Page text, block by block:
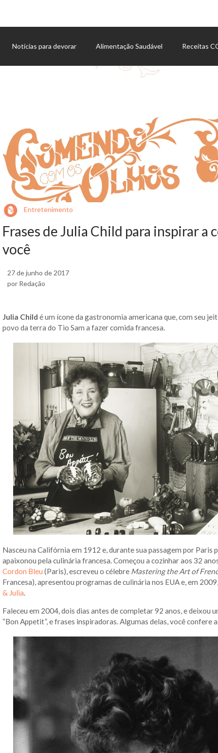
Notícias para devorar Alimentação Saudável Receitas
Entretenimento
Frases de Julia Child para inspirar a
você
27 de junho de 2017
por Redação
Julia Child é um ícone da gastronomia americana que, com seu
povo da terra do Tio Sam a fazer comida francesa.
Nasceu na Califórnia em 1912 e, durante sua passagem por Paris
apaixonou pela culinária francesa. Começou a cozinhar aos 32
Cordon Bleu (Paris), escreveu o célebre Mastering the Art of
Francesa), apresentou programas de culinária nos EUA e, em
& Julia
Faleceu em 2004, dois dias antes de completar 92 anos, e deixou
“Bon Appetit”, e frases inspiradoras. Algumas delas, você confere